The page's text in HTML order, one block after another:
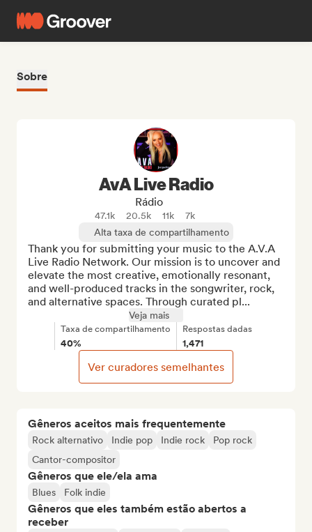
Sobre
Gêneros aceitos mais frequentemente
Rock alternativo Indie pop Indie rock
Pop rock
Cantor-compositor
Gêneros que ele/ela ama
Blues Folk indie
Gêneros que eles também estão abertos a
receber
AvA Live Radio
Rádio
47.1k 20.5k 11k
7k
Alta taxa de compartilhamento
Thank you for submitting your music to the A.V.A
Live Radio Network. Our mission is to uncover and
elevate the most creative, emotionally resonant,
and well-produced tracks in the songwriter, rock,
and alternative spaces. Through curated pl...
Veja mais
Taxa de compartilhamento
40%
Respostas dadas
1,471
Ver curadores semelhantes